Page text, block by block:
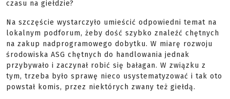
czasu na giełdzie?
Na szczęście wystarczyło umieścić odpowiedni temat na
lokalnym podforum, żeby dość szybko znaleźć chętnych
na zakup nadprogramowego dobytku. W miarę rozwoju
środowiska ASG chętnych do handlowania jednak
przybywało i zaczynał robić się bałagan. W związku z
tym, trzeba było sprawę nieco usystematyzować i tak oto
powstał komis, przez niektórych zwany też giełdą.